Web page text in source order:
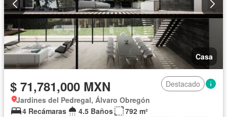
Casa
$ 71,781,000 MXN
Destacado
Jardines del Pedregal, Álvaro Obregón
4 Recámaras
4.5 Baños
792 m²